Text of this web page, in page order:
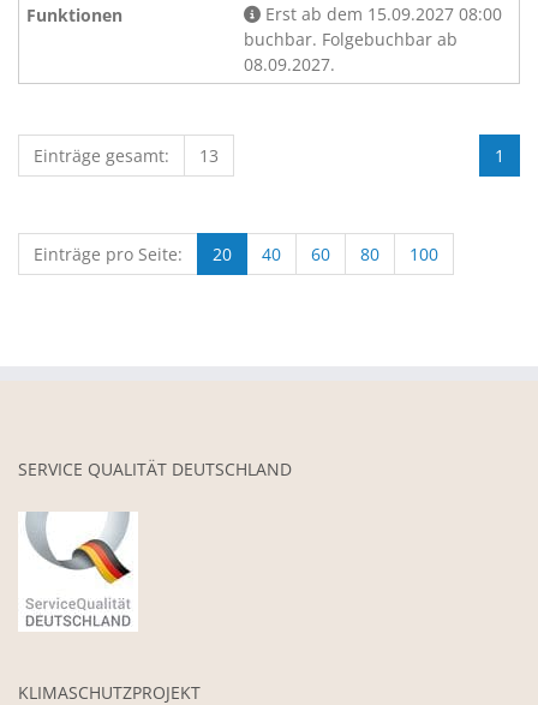
Erst ab dem 15.09.2027 08:00
buchbar. Folgebuchbar ab
08.09.2027.
1
Einträge gesamt: 13
Einträge pro Seite: 20 40 60 80 100
SERVICE QUALITÄT DEUTSCHLAND
KLIMASCHUTZPROJEKT